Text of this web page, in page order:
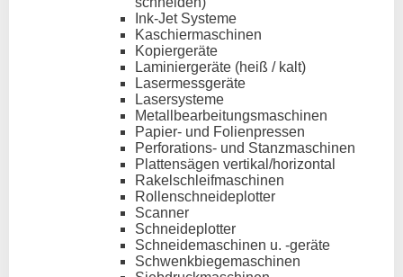
Ink-Jet Systeme
Kaschiermaschinen
Kopiergeräte
Laminiergeräte (heiß / kalt)
Lasermessgeräte
Lasersysteme
Metallbearbeitungsmaschinen
Papier- und Folienpressen
Perforations- und Stanzmaschinen
Plattensägen vertikal/horizontal
Rakelschleifmaschinen
Rollenschneideplotter
Scanner
Schneideplotter
Schneidemaschinen u. -geräte
Schwenkbiegemaschinen